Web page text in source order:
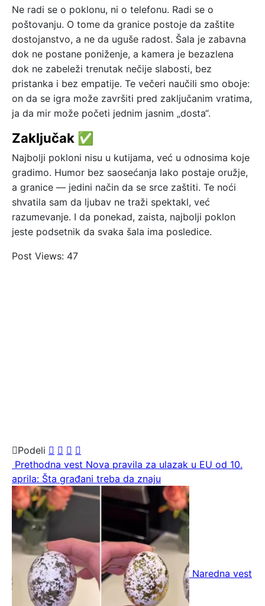
Ne radi se o poklonu, ni o telefonu. Radi se o
poštovanju. O tome da granice postoje da zaštite
dostojanstvo, a ne da uguše radost. Šala je zabavna
dok ne postane poniženje, a kamera je bezazlena
dok ne zabeleži trenutak nečije slabosti, bez
pristanka i bez empatije. Te večeri naučili smo oboje:
on da se igra može završiti pred zaključanim vratima,
ja da mir može početi jednim jasnim „dosta“.
Zaključak ✅
Najbolji pokloni nisu u kutijama, već u odnosima koje
gradimo. Humor bez saosećanja lako postaje oružje,
a granice — jedini način da se srce zaštiti. Te noći
shvatila sam da ljubav ne traži spektakl, već
razumevanje. I da ponekad, zaista, najbolji poklon
jeste podsetnik da svaka šala ima posledice.
Post Views: 47
Podeli
Prethodna vest Nova pravila za ulazak u EU od 10.
aprila: Šta građani treba da znaju
Naredna vest